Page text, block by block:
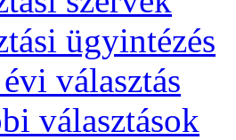
ügyintézés
választás
választások